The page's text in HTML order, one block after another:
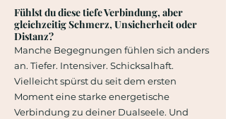
​Fühlst du diese tiefe Verbindung, aber
gleichzeitig Schmerz, Unsicherheit oder
Distanz?
Manche Begegnungen fühlen sich anders
an. Tiefer. Intensiver. Schicksalhaft.
Vielleicht spürst du seit dem ersten
Moment eine starke energetische
Verbindung zu deiner Dualseele. Und